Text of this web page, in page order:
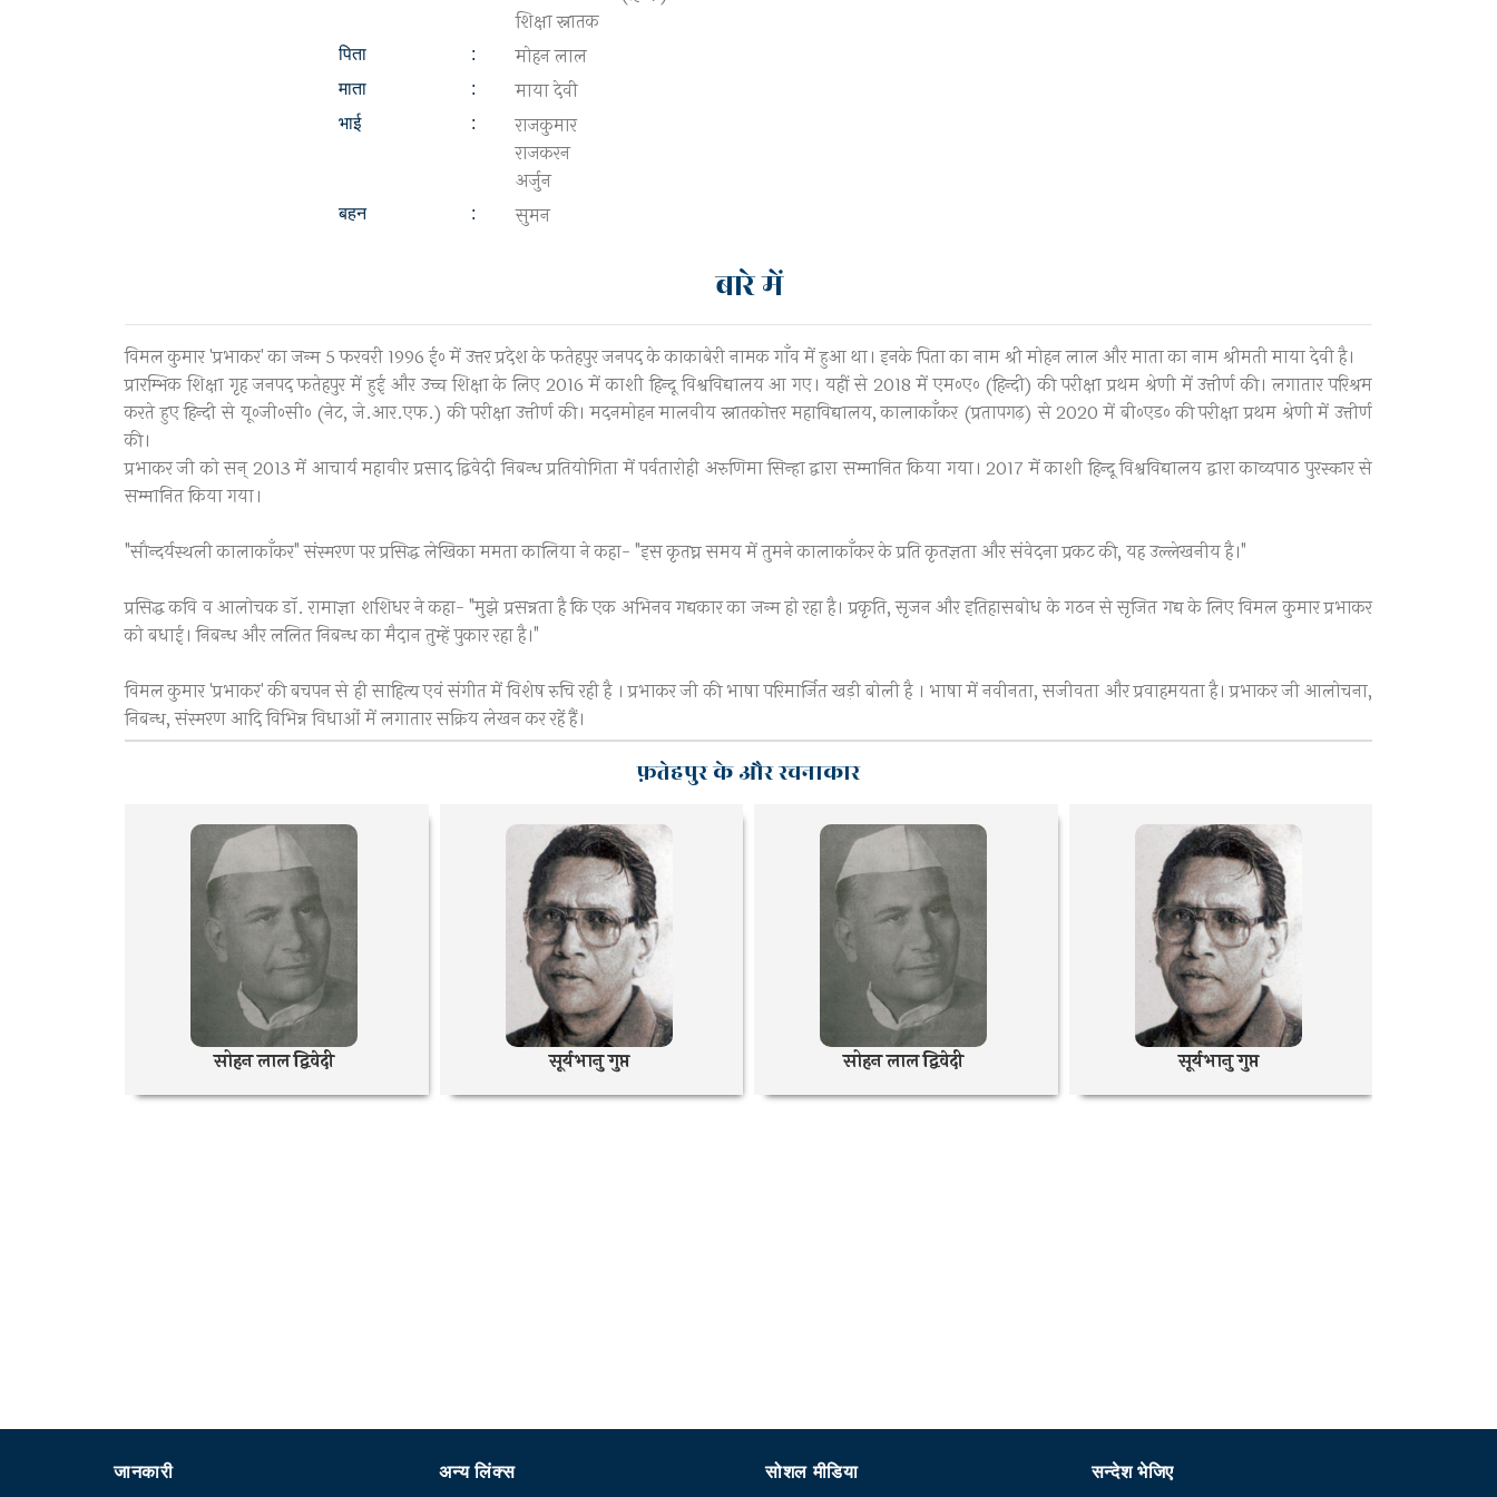
शिक्षा स्नातक
पिता : मोहन लाल
माता : माया देवी
भाई :
राजकुमार
राजकरन
अर्जुन
बहन : सुमन
बारे में
विमल कुमार 'प्रभाकर' का जन्म 5 फरवरी 1996 ई० में उत्तर प्रदेश के फतेहपुर जनपद के काकाबेरी नामक गाँव में हुआ था। इनके पिता का नाम श्री मोहन लाल और माता का नाम श्रीमती माया देवी है।
प्रारम्भिक शिक्षा गृह जनपद फतेहपुर में हुई और उच्च शिक्षा के लिए 2016 में काशी हिन्दू विश्वविद्यालय आ गए। यहीं से 2018 में एम०ए० (हिन्दी) की परीक्षा प्रथम श्रेणी में उत्तीर्ण की। लगातार परिश्रम
करते हुए हिन्दी से यू०जी०सी० (नेट, जे.आर.एफ.) की परीक्षा उत्तीर्ण की। मदनमोहन मालवीय स्नातकोत्तर महाविद्यालय, कालाकाँकर (प्रतापगढ़) से 2020 में बी०एड० की परीक्षा प्रथम श्रेणी में उत्तीर्ण
की।
प्रभाकर जी को सन् 2013 में आचार्य महावीर प्रसाद द्विवेदी निबन्ध प्रतियोगिता में पर्वतारोही अरुणिमा सिन्हा द्वारा सम्मानित किया गया। 2017 में काशी हिन्दू विश्वविद्यालय द्वारा काव्यपाठ पुरस्कार से
सम्मानित किया गया।
"सौन्दर्यस्थली कालाकाँकर" संस्मरण पर प्रसिद्ध लेखिका ममता कालिया ने कहा- "इस कृतघ्न समय में तुमने कालाकाँकर के प्रति कृतज्ञता और संवेदना प्रकट की, यह उल्लेखनीय है।"
प्रसिद्ध कवि व आलोचक डॉ. रामाज्ञा शशिधर ने कहा- "मुझे प्रसन्नता है कि एक अभिनव गद्यकार का जन्म हो रहा है। प्रकृति, सृजन और इतिहासबोध के गठन से सृजित गद्य के लिए विमल कुमार प्रभाकर
को बधाई। निबन्ध और ललित निबन्ध का मैदान तुम्हें पुकार रहा है।"
विमल कुमार 'प्रभाकर' की बचपन से ही साहित्य एवं संगीत में विशेष रुचि रही है । प्रभाकर जी की भाषा परिमार्जित खड़ी बोली है । भाषा में नवीनता, सजीवता और प्रवाहमयता है। प्रभाकर जी आलोचना,
निबन्ध, संस्मरण आदि विभिन्न विधाओं में लगातार सक्रिय लेखन कर रहें हैं।
फ़तेहपुर के और रचनाकार
सोहन लाल द्विवेदी सूर्यभानु गुप्त सोहन लाल द्विवेदी सूर्यभानु गुप्त
जानकारी अन्य लिंक्स सोशल मीडिया सन्देश भेजिए